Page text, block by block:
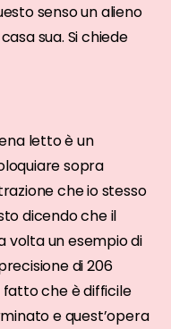
senso un alieno
sua. Si chiede
letto è un
sopra
che io stesso
dicendo che il
volta un esempio di
di 206
che è difficile
e quest’opera